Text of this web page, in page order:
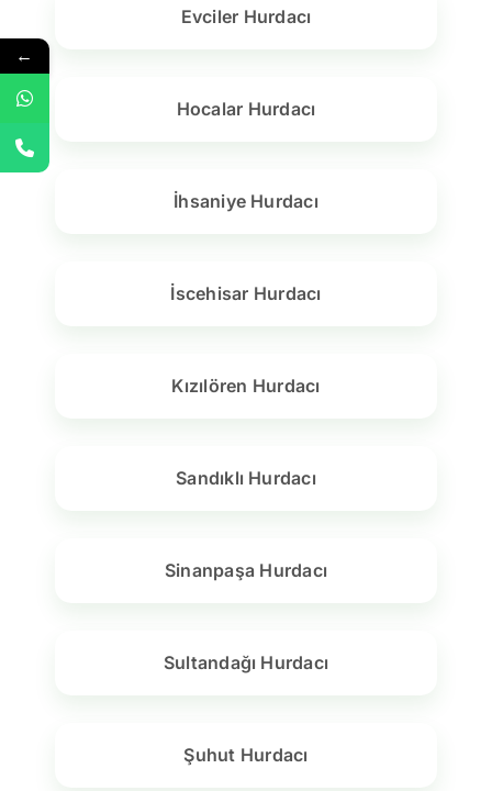
Evciler Hurdacı
Hocalar Hurdacı
İhsaniye Hurdacı
İscehisar Hurdacı
Kızılören Hurdacı
Sandıklı Hurdacı
Sinanpaşa Hurdacı
Sultandağı Hurdacı
Şuhut Hurdacı
←